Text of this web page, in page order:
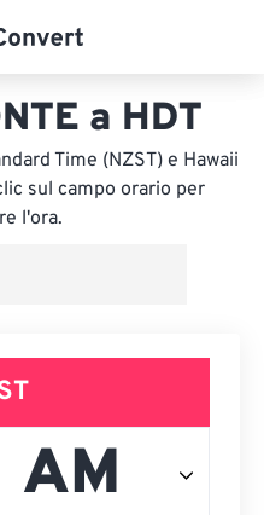
a HDT
Time (NZST) e Hawaii
sul campo orario per
l'ora.